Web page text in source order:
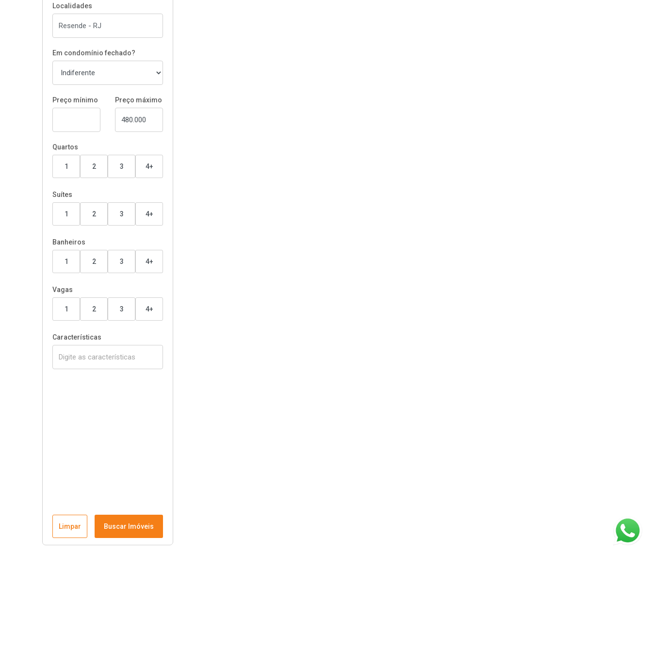
Localidades
Em condomínio fechado?
Preço mínimo Preço máximo
Quartos
1 2 3 4+
Suítes
1 2 3 4+
Banheiros
1 2 3 4+
Vagas
1 2 3 4+
Características
Limpar Buscar Imóveis